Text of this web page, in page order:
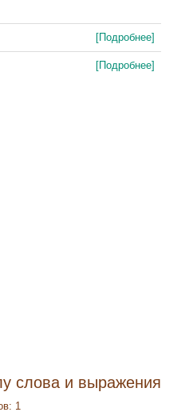
[Подробнее]
[Подробнее]
слова и выражения
1